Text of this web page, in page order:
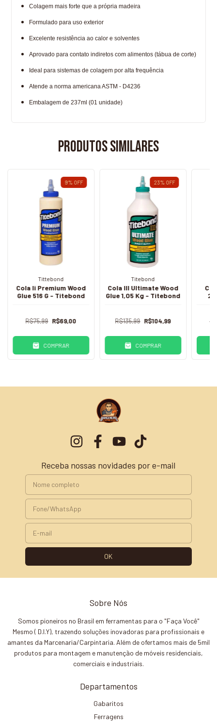
Colagem mais forte que a própria madeira
Formulado para uso exterior
Excelente resistência ao calor e solventes
Aprovado para contato indiretos com alimentos (tábua de corte)
Ideal para sistemas de colagem por alta frequência
Atende a norma americana ASTM - D4236
Embalagem de 237ml (01 unidade)
Produtos similares
9% OFF
Tittebond
Cola Ii Premium Wood
Glue 516 G - Titebond
R$75,99 R$69,00
COMPRAR
23% OFF
Titebond
Cola III Ultimate Wood
Glue 1,05 Kg - Titebond
R$135,99 R$104,99
COMPRAR
Receba nossas novidades por e-mail
Sobre Nós
Somos pioneiros no Brasil em ferramentas para o "Faça Você"
Mesmo ( D.I.Y), trazendo soluções inovadoras para profissionais e
amantes da Marcenaria/Carpintaria. Além de ofertamos mais de 5mil
produtos para montagem e manutenção de móveis residenciais,
comerciais e industriais.
Departamentos
Gabaritos
Ferragens